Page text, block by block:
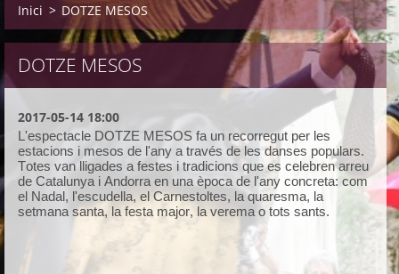
Inici > DOTZE MESOS
DOTZE MESOS
2017-05-14 18:00
L'espectacle DOTZE MESOS fa un recorregut per les
estacions i mesos de l'any a través de les danses populars.
Totes van lligades a festes i tradicions que es celebren arreu
de Catalunya i Andorra en una època de l'any concreta: com
el Nadal, l'escudella, el Carnestoltes, la quaresma, la
setmana santa, la festa major, la verema o tots sants.